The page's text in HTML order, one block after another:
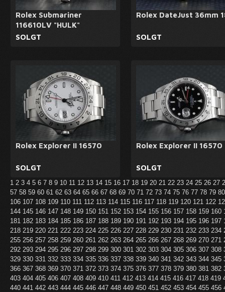
Rolex Submariner
116610LV "HULK"
SOLGT
Rolex DateJust 36mm
SOLGT
Rolex Explorer II 16570
SOLGT
Rolex Explorer II 16570
SOLGT
1 2 3 4 5 6 7 8 9 10 11 12 13 14 15 16 17 18 19 20 21 22 23 24 25 26 27
57 58 59 60 61 62 63 64 65 66 67 68 69 70 71 72 73 74 75 76 77 78 79
106 107 108 109 110 111 112 113 114 115 116 117 118 119 120 121 122
144 145 146 147 148 149 150 151 152 153 154 155 156 157 158 159 160
181 182 183 184 185 186 187 188 189 190 191 192 193 194 195 196 197
218 219 220 221 222 223 224 225 226 227 228 229 230 231 232 233 234
255 256 257 258 259 260 261 262 263 264 265 266 267 268 269 270 271
292 293 294 295 296 297 298 299 300 301 302 303 304 305 306 307 308
329 330 331 332 333 334 335 336 337 338 339 340 341 342 343 344 345
366 367 368 369 370 371 372 373 374 375 376 377 378 379 380 381 382
403 404 405 406 407 408 409 410 411 412 413 414 415 416 417 418 419
440 441 442 443 444 445 446 447 448 449 450 451 452 453 454 455 456